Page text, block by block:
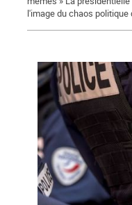
l'image du chaos politique